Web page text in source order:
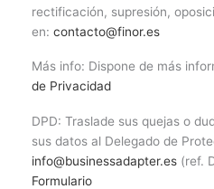
rectificación, supresión,
en: contacto@finor.es
Más info: Dispone de más
de Privacidad
DPD: Traslade sus quejas o
sus datos al Delegado de
info@businessadapter.es (ref.
Formulario